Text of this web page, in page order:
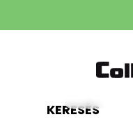
KERESÉS